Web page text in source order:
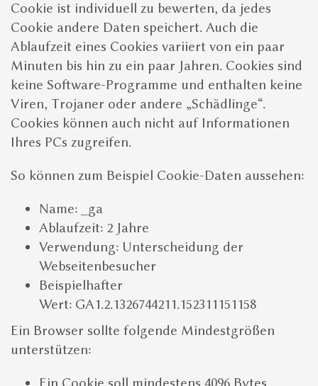
Cookie ist individuell zu bewerten, da jedes
Cookie andere Daten speichert. Auch die
Ablaufzeit eines Cookies variiert von ein paar
Minuten bis hin zu ein paar Jahren. Cookies sind
keine Software-Programme und enthalten keine
Viren, Trojaner oder andere „Schädlinge“.
Cookies können auch nicht auf Informationen
Ihres PCs zugreifen.
So können zum Beispiel Cookie-Daten aussehen:
Name: _ga
Ablaufzeit: 2 Jahre
Verwendung: Unterscheidung der
Webseitenbesucher
Beispielhafter
Wert: GA1.2.1326744211.152311151158
Ein Browser sollte folgende Mindestgrößen
unterstützen: